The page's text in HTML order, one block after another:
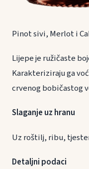
Pinot sivi, Merlot i
Lijepe je ružičaste
Karakteriziraju ga
crvenog bobičastog
Slaganje uz
Uz roštilj, ribu,
Detaljni podaci